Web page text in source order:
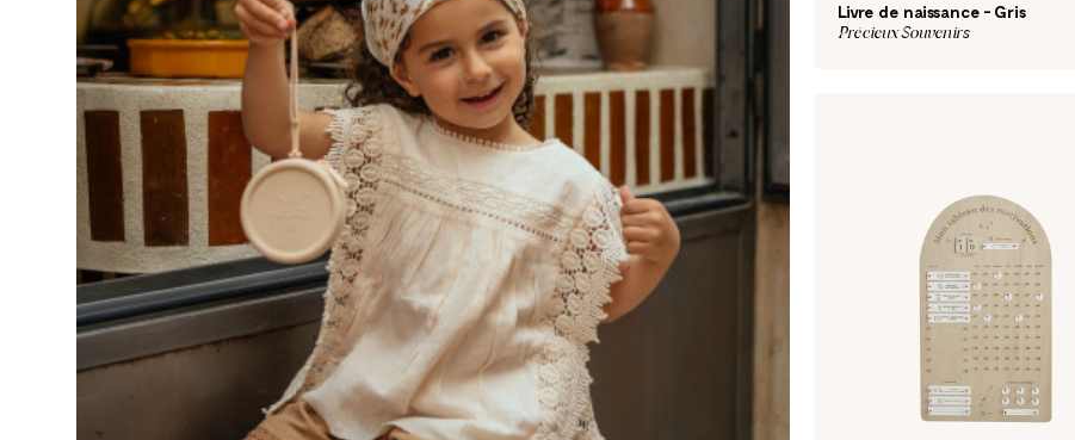
Livre de naissance - Gris
Précieux Souvenirs